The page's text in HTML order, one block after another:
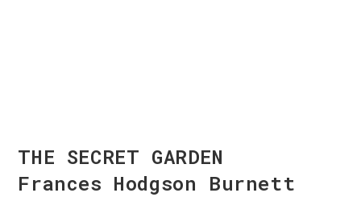
THE SECRET GARDEN
Frances Hodgson Burnett